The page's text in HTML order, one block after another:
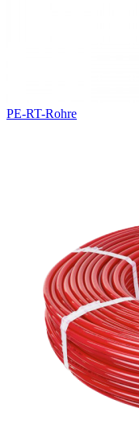
PE-RT-Rohre